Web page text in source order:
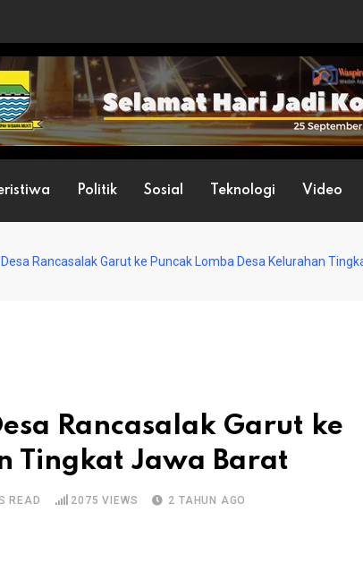
Politik Sosial Teknologi Video
Rancasalak Garut ke Puncak Lomba Desa Kelurahan
Rancasalak Garut ke
Tingkat Jawa Barat
READ 2075 VIEWS 2 TAHUN AGO